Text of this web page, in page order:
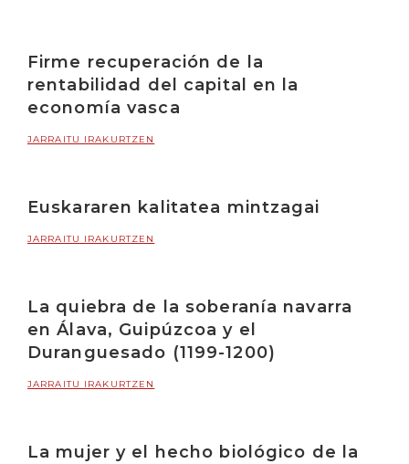
Firme recuperación de la
rentabilidad del capital en la
economía vasca
JARRAITU IRAKURTZEN
Euskararen kalitatea mintzagai
JARRAITU IRAKURTZEN
La quiebra de la soberanía navarra
en Álava, Guipúzcoa y el
Duranguesado (1199-1200)
JARRAITU IRAKURTZEN
La mujer y el hecho biológico de la